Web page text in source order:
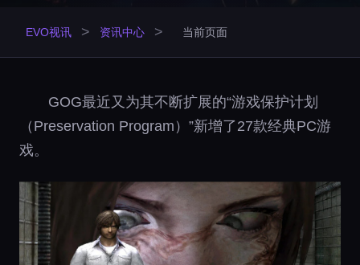
EVO视讯 > 资讯中心 > 当前页面
GOG最近又为其不断扩展的“游戏保护计划
（Preservation Program）”新增了27款经典PC游
戏。